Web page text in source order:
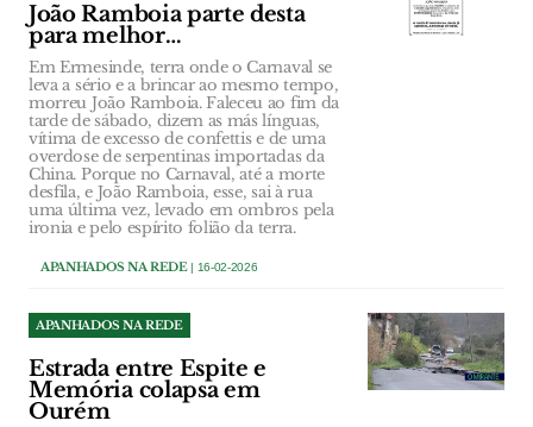
João Ramboia parte desta
para melhor…
Em Ermesinde, terra onde o Carnaval se
leva a sério e a brincar ao mesmo tempo,
morreu João Ramboia. Faleceu ao fim da
tarde de sábado, dizem as más línguas,
vítima de excesso de confettis e de uma
overdose de serpentinas importadas da
China. Porque no Carnaval, até a morte
desfila, e João Ramboia, esse, sai à rua
uma última vez, levado em ombros pela
ironia e pelo espírito folião da terra.
APANHADOS NA REDE| 16-02-2026
APANHADOS NA REDE
Estrada entre Espite e
Memória colapsa em
Ourém